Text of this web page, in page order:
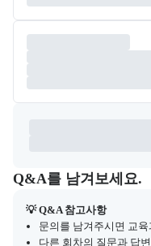
Q&A
캠프 관련 질문과 답변 목
Q&A를 남겨보세요.
💡 Q&A 참고사항
문의를 남겨주시면 교
다른 회차의 질문과 답